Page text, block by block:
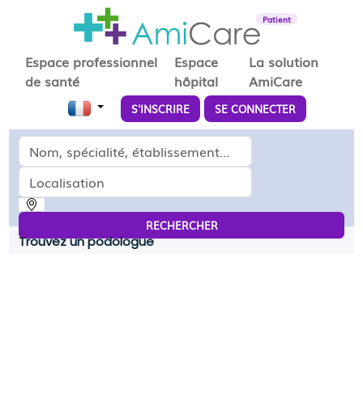
Patient
Espace professionnel
de santé
Espace
hôpital
La solution
AmiCare
S'INSCRIRE SE CONNECTER
Médecin, spécialité, établissement...
Localisation
RECHERCHER
Trouvez un podologue